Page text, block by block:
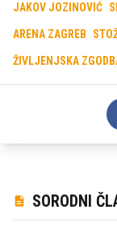
JAKOV JOZINOVIĆ
ARENA ZAGREB
ŽIVLJENJSKA
SORODNI